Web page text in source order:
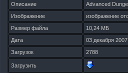
Описание
Advanced
Изображение
изображение
Размер файла
10,24 МБ
Дата
03 декабря
Загрузок
2788
Загрузить